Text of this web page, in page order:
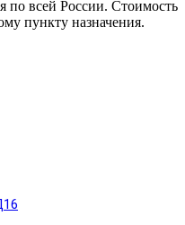
по всей России. Стоимость
пункту назначения.